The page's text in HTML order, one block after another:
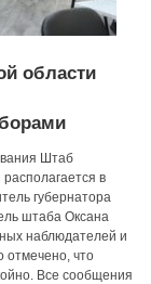
области
Штаб
в
губернатора
штаба Оксана
наблюдателей и
отмечено, что
Все сообщения